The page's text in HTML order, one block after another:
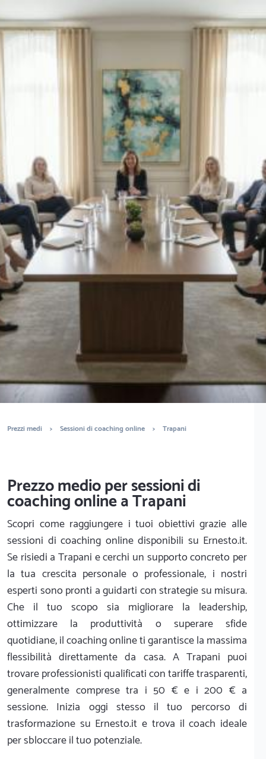
Quanto costa sessioni
di coaching online a
Trapani? Prezzi e
tariffe 2026
Il costo medio per sessioni di coaching online
va da50€ a 200€
Vuoi sapere il prezzo preciso per sessioni di coaching online?
Ottieni preventivi gratuiti.
È completamente gratuito
Trova life coach e mental coach
Prezzi medi > Sessioni di coaching online > Trapani
Prezzo medio per sessioni di
coaching online a Trapani
Scopri come raggiungere i tuoi obiettivi grazie alle
sessioni di coaching online disponibili su Ernesto.it.
Se risiedi a Trapani e cerchi un supporto concreto per
la tua crescita personale o professionale, i nostri
esperti sono pronti a guidarti con strategie su misura.
Che il tuo scopo sia migliorare la leadership,
ottimizzare la produttività o superare sfide
quotidiane, il coaching online ti garantisce la massima
flessibilità direttamente da casa. A Trapani puoi
trovare professionisti qualificati con tariffe trasparenti,
generalmente comprese tra i 50 € e i 200 € a
sessione. Inizia oggi stesso il tuo percorso di
trasformazione su Ernesto.it e trova il coach ideale
per sbloccare il tuo potenziale.